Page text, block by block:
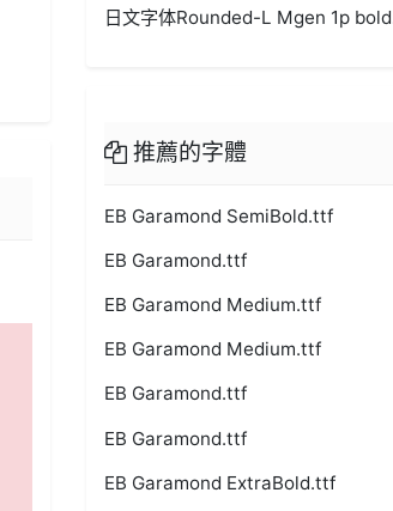
日文字体Rounded-L Mgen 1p
推薦的字體
EB Garamond SemiBold.ttf
EB Garamond.ttf
EB Garamond Medium.ttf
EB Garamond Medium.ttf
EB Garamond.ttf
EB Garamond.ttf
EB Garamond ExtraBold.ttf